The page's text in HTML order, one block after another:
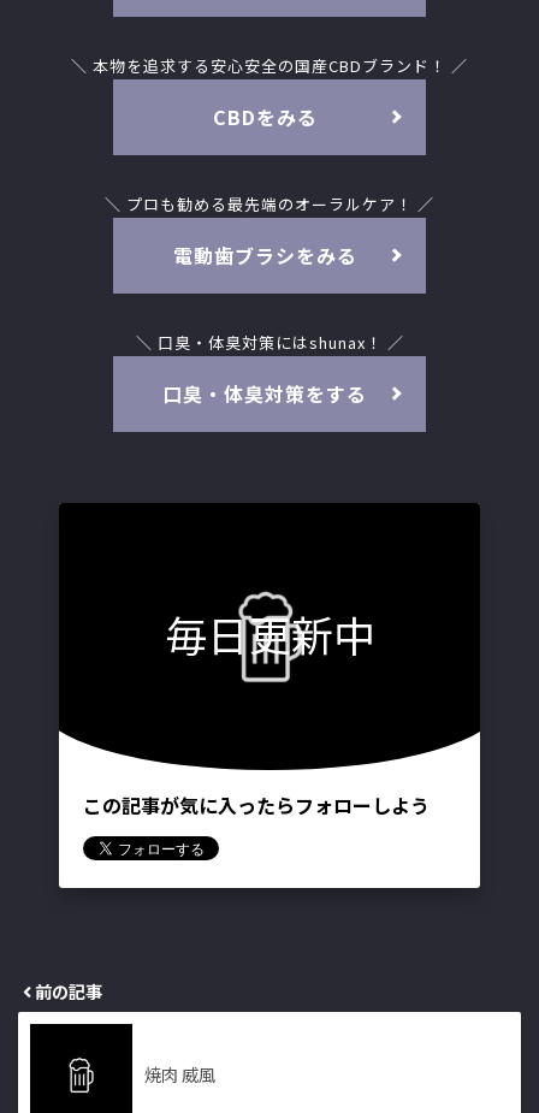
＼ 本物を追求する安心安全の国産CBDブランド！ ／
CBDをみる
＼ プロも勧める最先端のオーラルケア！ ／
電動歯ブラシをみる
＼ 口臭・体臭対策にはshunax！ ／
口臭・体臭対策をする
毎日更新中
この記事が気に入ったらフォローしよう
前の記事
焼肉 威風